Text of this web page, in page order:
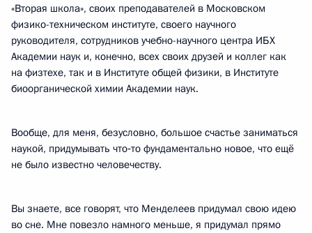
«Вторая школа», своих преподавателей в Московском
физико-техническом институте, своего научного
руководителя, сотрудников учебно-научного центра ИБХ
Академии наук и, конечно, всех своих друзей и коллег как
на физтехе, так и в Институте общей физики, в Институте
биоорганической химии Академии наук.
Вообще, для меня, безусловно, большое счастье заниматься
наукой, придумывать что‑то фундаментально новое, что ещё
не было известно человечеству.
Вы знаете, все говорят, что Менделеев придумал свою идею
во сне. Мне повезло намного меньше, я придумал прямо